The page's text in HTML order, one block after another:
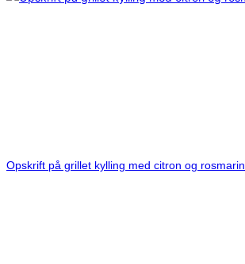
Opskrift på grillet kylling med citron og rosmarin